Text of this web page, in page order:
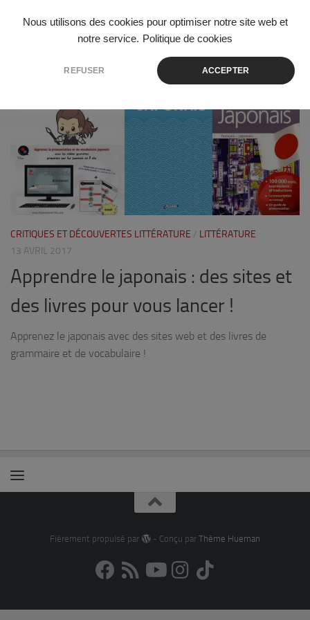
Nous utilisons des cookies pour optimiser notre site web et
notre service. Politique de cookies
REFUSER ACCEPTER
Skip to content
CRITIQUES ET DÉCOUVERTES LITTÉRATURE / LITTÉRATURE
13 AVRIL 2017
Apprendre le japonais : des sites et
des livres pour vous lancer !
Apprenez le japonais avec des sites web et des livres de
grammaire et de vocabulaire !
Fièrement propulsé par - Conçu par Thème Hueman